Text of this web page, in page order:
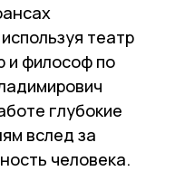
театр
и философ по
глубокие
вслед за
человека.